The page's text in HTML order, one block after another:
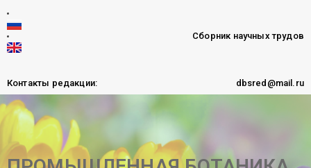
Сборник научных трудов
Контакты редакции: dbsred@mail.ru